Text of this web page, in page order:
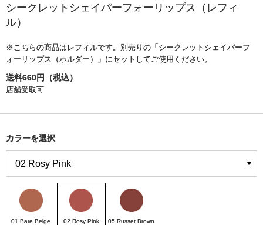
シークレットシェイパーフォーリップス（レフィ
ル）
※こちらの商品はレフィルです。別売りの「シークレットシェイパーフ
ォーリップス（ホルダー）」にセットしてご使用ください。
送料660円（税込）
店舗受取可
カラーを選択
01 Bare Beige 02 Rosy Pink 05 Russet Brown